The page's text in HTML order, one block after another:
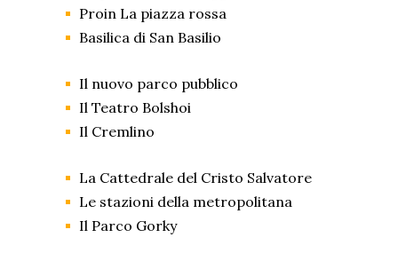
Proin La piazza rossa
Basilica di San Basilio
Il nuovo parco pubblico
Il Teatro Bolshoi
Il Cremlino
La Cattedrale del Cristo Salvatore
Le stazioni della metropolitana
Il Parco Gorky